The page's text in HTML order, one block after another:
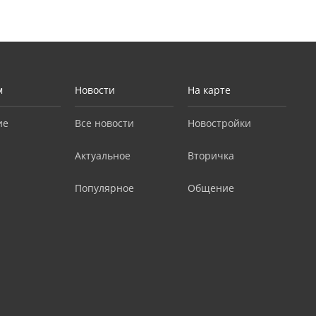
Новости
Все новости
Актуальное
Популярное
На карте
Новостройки
Вторичка
Общение